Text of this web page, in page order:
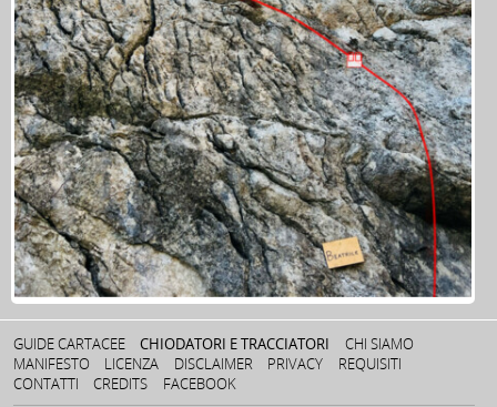
GUIDE CARTACEE CHIODATORI E TRACCIATORI
CHI SIAMO
MANIFESTO
LICENZA DISCLAIMER PRIVACY
REQUISITI
CONTATTI
CREDITS FACEBOOK